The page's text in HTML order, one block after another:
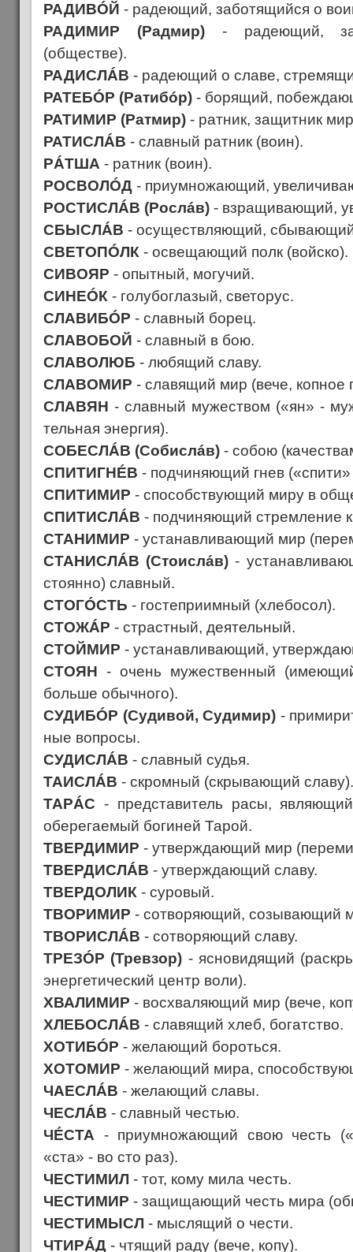
РАДИВÓЙ - радеющий, заботящийся о
РАДИМИР (Радмир)- радеющий,
(обществе).
РАДИСЛÁВ - радеющий о славе,
РАТЕБÓР (Ратибóр) - борящий,
РАТИМИР (Ратмир) - ратник, защитник
РАТИСЛÁВ - славный ратник (воин).
РÁТША - ратник (воин).
РОСВОЛÓД - приумножающий,
РОСТИСЛÁВ (Рослáв) - взращивающий,
СБЫСЛÁВ - осуществляющий,
СВЕТОПÓЛК - освещающий полк (войско).
СИВОЯР - опытный, могучий.
СИНЕÓК - голубоглазый, светорус.
СЛАВИБÓР - славный борец.
СЛАВОБОЙ - славный в бою.
СЛАВОЛЮБ - любящий славу.
СЛАВОМИР - славящий мир (вече, копное
СЛАВЯН - славный мужеством («ян» -
тельная энергия).
СОБЕСЛÁВ (Собислáв) - собою
СПИТИГНÉВ - подчиняющий гнев («спити»
СПИТИМИР - способствующий миру в
СПИТИСЛÁВ - подчиняющий стремление
СТАНИМИР - устанавливающий мир
СТАНИСЛÁВ (Стоислáв) -
стоянно) славный.
СТОГÓСТЬ - гостеприимный (хлебосол).
СТОЖÁР - страстный, деятельный.
СТОЙМИР - устанавливающий,
СТОЯН - очень мужественный
больше обычного).
СУДИБÓР (Судивой, Судимир) -
ные вопросы.
СУДИСЛÁВ - славный судья.
ТАИСЛÁВ - скромный (скрывающий славу).
ТАРÁС - представитель расы,
оберегаемый богиней Тарой.
ТВЕРДИМИР - утверждающий мир
ТВЕРДИСЛÁВ - утверждающий славу.
ТВЕРДОЛИК - суровый.
ТВОРИМИР - сотворяющий, созывающий
ТВОРИСЛÁВ - сотворяющий славу.
ТРЕЗÓР (Тревзор) - ясновидящий
энергетический центр воли).
ХВАЛИМИР - восхваляющий мир (вече,
ХЛЕБОСЛÁВ - славящий хлеб, богатство.
ХОТИБÓР - желающий бороться.
ХОТОМИР - желающий мира,
ЧАЕСЛÁВ - желающий славы.
ЧЕСЛÁВ - славный честью.
ЧÉСТА - приумножающий свою честь
«ста» - во сто раз).
ЧЕСТИМИЛ - тот, кому мила честь.
ЧЕСТИМИР - защищающий честь мира
ЧЕСТИМЫСЛ - мыслящий о чести.
ЧТИРÁД - чтящий раду (вече, копу).